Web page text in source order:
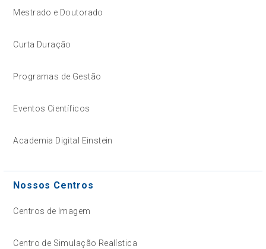
Mestrado e Doutorado
Curta Duração
Programas de Gestão
Eventos Científicos
Academia Digital Einstein
Nossos Centros
Centros de Imagem
Centro de Simulação Realística